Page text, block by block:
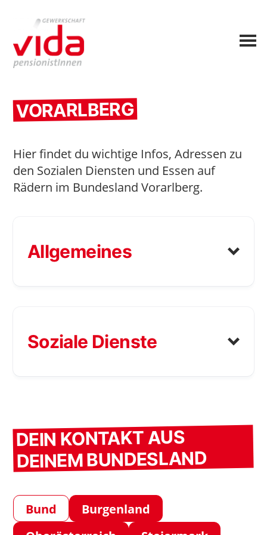
VORARLBERG
Hier findet du wichtige Infos, Adressen zu
den Sozialen Diensten und Essen auf
Rädern im Bundesland Vorarlberg.
Allgemeines
>>> Hier geht’s zur Website
Soziale Dienste
Zuständig für: Pflege und
Betreuung, 24-Stunden-
Betreuung
DEIN KONTAKT AUS
DEINEM BUNDESLAND
Bund
Burgenland